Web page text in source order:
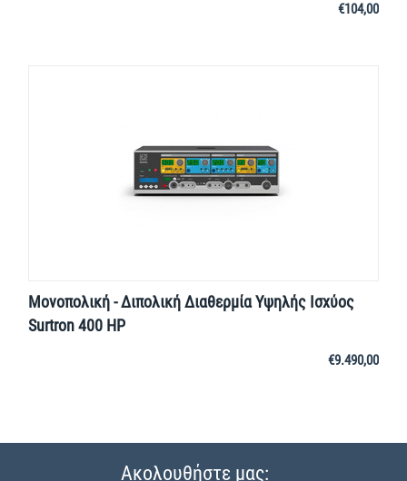
€104,00
Μονοπολική - Διπολική Διαθερμία Υψηλής Ισχύος
Surtron 400 HP
€9.490,00
Ακολουθήστε μας: